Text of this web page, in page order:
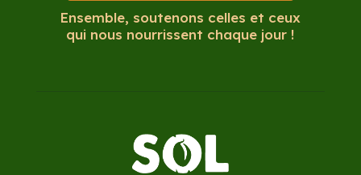
Ensemble, soutenons celles et ceux
qui nous nourrissent chaque jour !